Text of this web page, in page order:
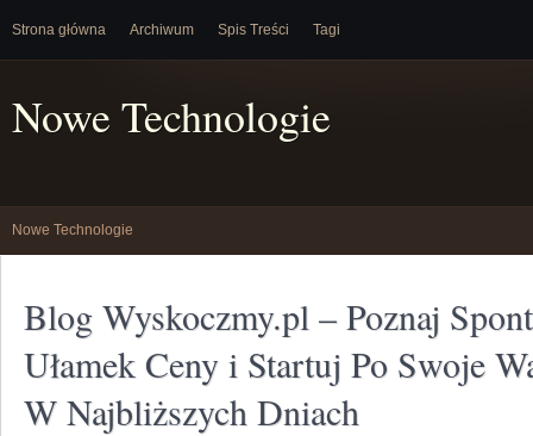
Strona główna Archiwum Spis Treści Tagi
Nowe Technologie
Nowe Technologie
Blog Wyskoczmy.pl – Poznaj
Ułamek Ceny i Startuj Po Swoje
W Najbliższych Dniach